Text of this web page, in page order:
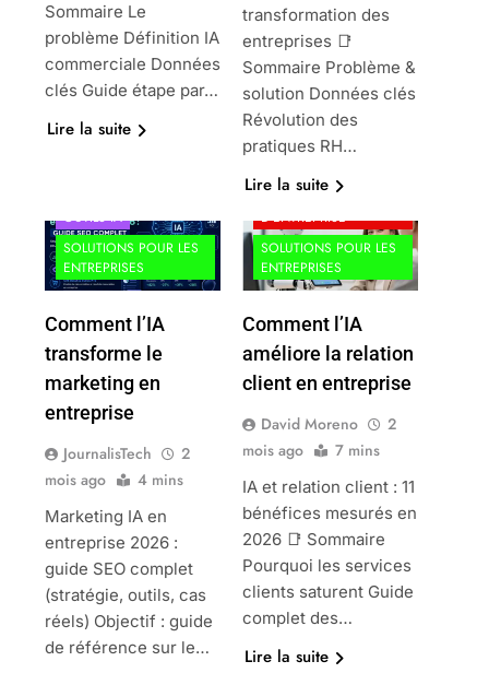
Sommaire Le
problème Définition IA
commerciale Données
clés Guide étape par…
Lire la suite
transformation des
entreprises 📑
Sommaire Problème &
solution Données clés
Révolution des
pratiques RH…
Lire la suite
OUTILS IA
SOLUTIONS POUR LES
ENTREPRISES
Comment l’IA
transforme le
marketing en
entreprise
JournalisTech
2
mois ago
4 mins
Marketing IA en
entreprise 2026 :
guide SEO complet
(stratégie, outils, cas
réels) Objectif : guide
de référence sur le…
D'ENTREPRISE
SOLUTIONS POUR LES
ENTREPRISES
Comment l’IA
améliore la relation
client en entreprise
David Moreno
2
mois ago
7 mins
IA et relation client : 11
bénéfices mesurés en
2026 📑 Sommaire
Pourquoi les services
clients saturent Guide
complet des…
Lire la suite